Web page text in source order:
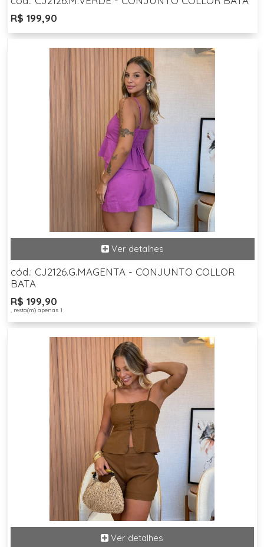
R$ 199,90
cód.: CJ2126.G.MAGENTA - CONJUNTO COLLOR
BATA
R$ 199,90
, resta(m) apenas 1